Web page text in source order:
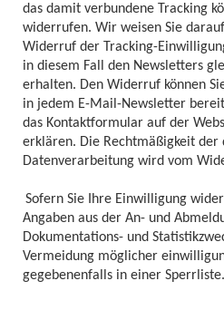
das damit verbundene Tracking
widerrufen. Wir weisen Sie
Widerruf der Tracking-
in diesem Fall den Newsletters
erhalten. Den Widerruf können
in jedem E-Mail-Newsletter
das Kontaktformular auf der
erklären. Die Rechtmäßigkeit der
Datenverarbeitung wird vom
Sofern Sie Ihre Einwilligung
Angaben aus der An- und
Dokumentations- und
Vermeidung möglicher
gegebenenfalls in einer Sperrliste.